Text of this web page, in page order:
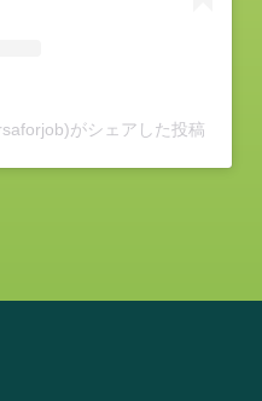
がシェアした投稿